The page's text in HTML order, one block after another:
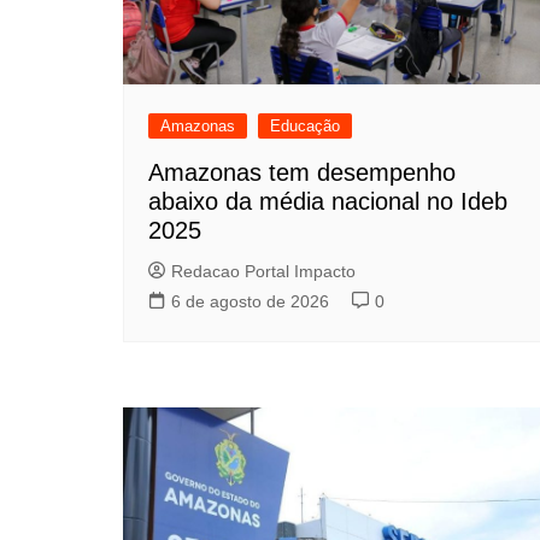
Amazonas Educação
Amazonas tem desempenho
abaixo da média nacional no Ideb
2025
Redacao Portal Impacto
6 de agosto de 2026
0